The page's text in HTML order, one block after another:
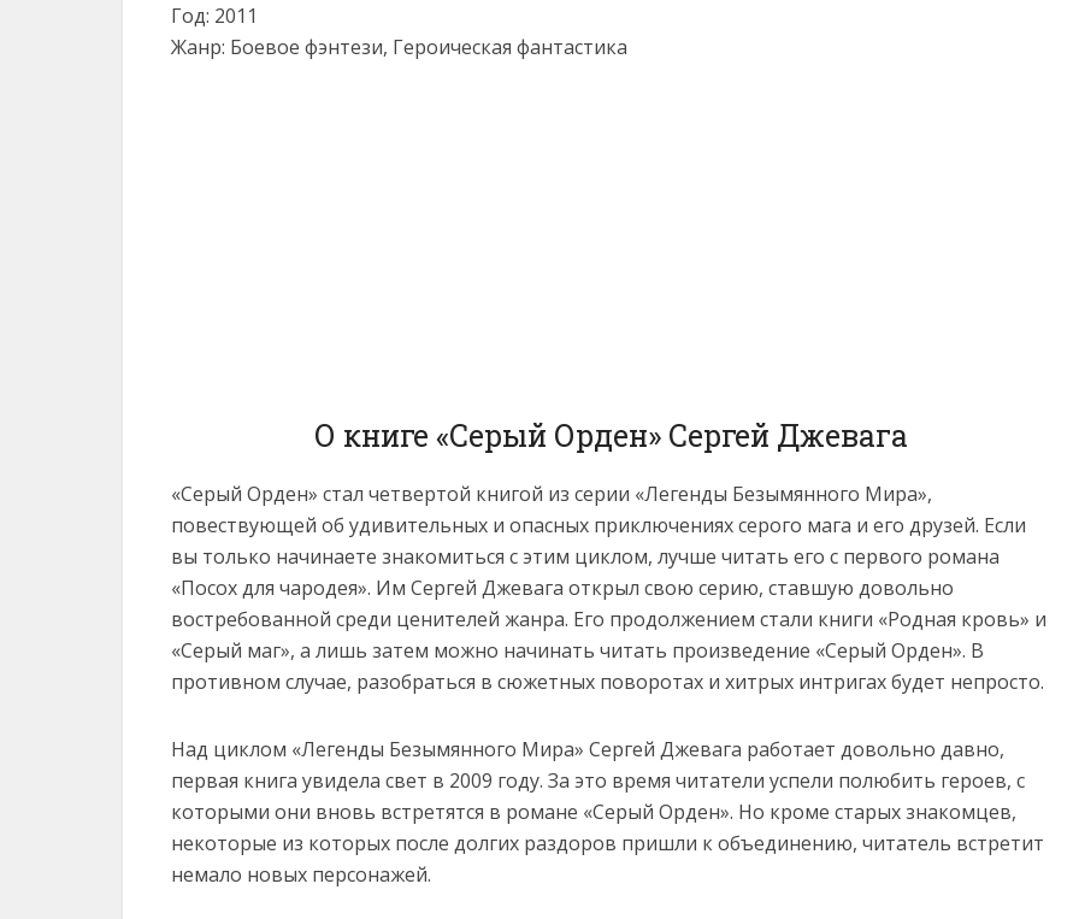
Год: 2011
Жанр: Боевое фэнтези, Героическая фантастика
О книге «Серый Орден» Сергей Джевага
«Серый Орден» стал четвертой книгой из серии «Легенды Безымянного Мира»,
повествующей об удивительных и опасных приключениях серого мага и его друзей. Если
вы только начинаете знакомиться с этим циклом, лучше читать его с первого романа
«Посох для чародея». Им Сергей Джевага открыл свою серию, ставшую довольно
востребованной среди ценителей жанра. Его продолжением стали книги «Родная кровь» и
«Серый маг», а лишь затем можно начинать читать произведение «Серый Орден». В
противном случае, разобраться в сюжетных поворотах и хитрых интригах будет непросто.
Над циклом «Легенды Безымянного Мира» Сергей Джевага работает довольно давно,
первая книга увидела свет в 2009 году. За это время читатели успели полюбить героев, с
которыми они вновь встретятся в романе «Серый Орден». Но кроме старых знакомцев,
некоторые из которых после долгих раздоров пришли к объединению, читатель встретит
немало новых персонажей.